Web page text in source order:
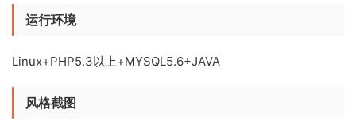
运行环境
Linux+PHP5.3以上+MYSQL5.6+JAVA
风格截图